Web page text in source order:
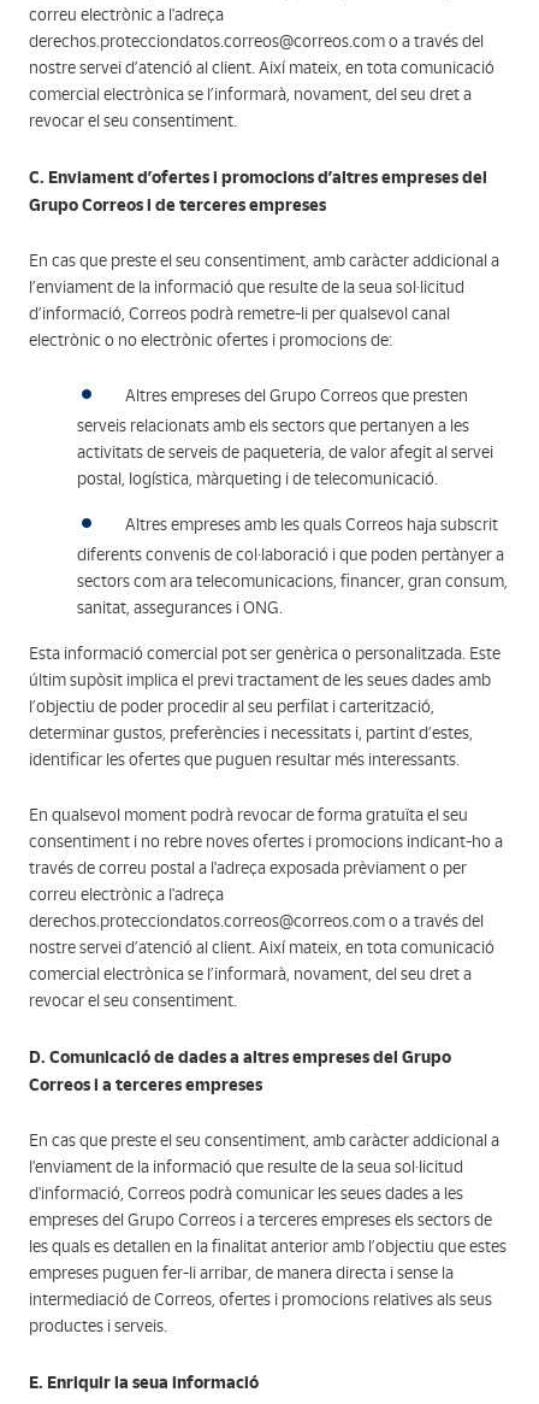
correu electrònic a l'adreça
derechos.protecciondatos.correos@correos.com o a través del
nostre servei d’atenció al client. Així mateix, en tota comunicació
comercial electrònica se l’informarà, novament, del seu dret a
revocar el seu consentiment.
C. Enviament d’ofertes i promocions d’altres empreses del
Grupo Correos i de terceres empreses
En cas que preste el seu consentiment, amb caràcter addicional a
l’enviament de la informació que resulte de la seua sol·licitud
d’informació, Correos podrà remetre-li per qualsevol canal
electrònic o no electrònic ofertes i promocions de:
Altres empreses del Grupo Correos que presten
serveis relacionats amb els sectors que pertanyen a les
activitats de serveis de paqueteria, de valor afegit al servei
postal, logística, màrqueting i de telecomunicació.
Altres empreses amb les quals Correos haja subscrit
diferents convenis de col·laboració i que poden pertànyer a
sectors com ara telecomunicacions, financer, gran consum,
sanitat, assegurances i ONG.
Esta informació comercial pot ser genèrica o personalitzada. Este
últim supòsit implica el previ tractament de les seues dades amb
l’objectiu de poder procedir al seu perfilat i carterització,
determinar gustos, preferències i necessitats i, partint d’estes,
identificar les ofertes que puguen resultar més interessants.
En qualsevol moment podrà revocar de forma gratuïta el seu
consentiment i no rebre noves ofertes i promocions indicant-ho a
través de correu postal a l'adreça exposada prèviament o per
correu electrònic a l'adreça
derechos.protecciondatos.correos@correos.com o a través del
nostre servei d’atenció al client. Així mateix, en tota comunicació
comercial electrònica se l’informarà, novament, del seu dret a
revocar el seu consentiment.
D. Comunicació de dades a altres empreses del Grupo
Correos i a terceres empreses
En cas que preste el seu consentiment, amb caràcter addicional a
l'enviament de la informació que resulte de la seua sol·licitud
d'informació, Correos podrà comunicar les seues dades a les
empreses del Grupo Correos i a terceres empreses els sectors de
les quals es detallen en la finalitat anterior amb l’objectiu que estes
empreses puguen fer-li arribar, de manera directa i sense la
intermediació de Correos, ofertes i promocions relatives als seus
productes i serveis.
E. Enriquir la seua informació